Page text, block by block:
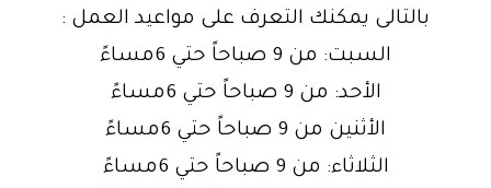
بالتالى يمكنك التعرف على مواعيد العمل :
السبت: من 9 صباحاً حتي 6مساءً
الأحد: من 9 صباحاً حتي 6مساءً
الأثنين من 9 صباحاً حتي 6مساءً
الثلاثاء: من 9 صباحاً حتي 6مساءً